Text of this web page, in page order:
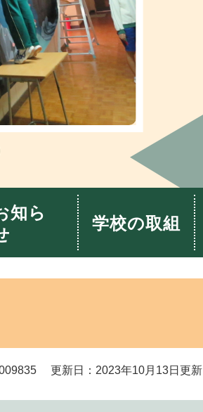
知ら
学校の取組
更新日：2023年10月13日更新